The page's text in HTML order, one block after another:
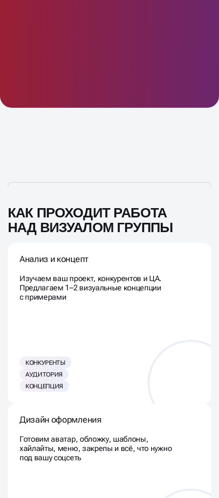
КАК ПРОХОДИТ РАБОТА
Анализ и концепт
Изучаем ваш проект, конкурентов и ЦА.
Предлагаем 1–2 визуальные концепции
КОНКУРЕНТЫ
АУДИТОРИЯ
Дизайн оформления
Готовим аватар, обложку, шаблоны,
хайлайты, меню, закрепы и всё, что нужно